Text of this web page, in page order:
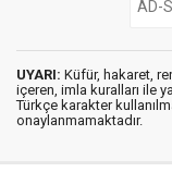
UYARI: Küfür, hakaret,
içeren, imla kuralları ile
Türkçe karakter
onaylanmamaktadır.